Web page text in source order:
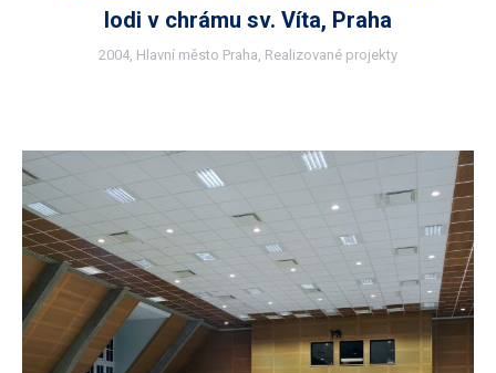
lodi v chrámu sv. Víta, Praha
2004 Hlavní město Praha Realizované projekty